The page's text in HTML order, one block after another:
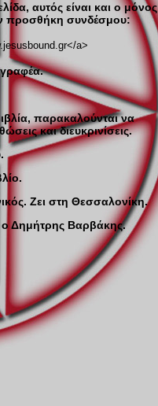
αυτός είναι και ο μόνος
προσθήκη συνδέσμου:
παρακαλούνται να
και διευκρινίσεις.
Ζει στη Θεσσαλονίκη.
Δημήτρης Βαρβάκης.